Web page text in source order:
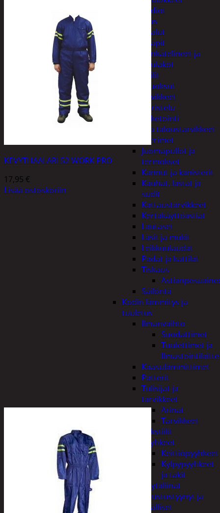
Radiot
Koti ja sisustus
Huonekalut
Kaapit
Kenkätelineet ja
naulakot
Peilit
Huonetuoksut
Juhlatarvikkeet
Koristelu
Paketointi
Keittiö ja taloustarvikkeet
Aterimet
Juomapullot ja
termokset
Kannut ja kanisterit
Kauhat, lastat ja
sudit
Kattaustarvikkeet
Kertakäyttöastiat
Lautaset
Lasit ja mukit
Leikkuulaudat
Padat ja kattilat
Tiskaus
Säilöntä
Kodin lämmitys ja
tuuletus
Ilmanvaihto
Suodattimet
Tuulettimet ja
Kaasulämmittimet
Patterit
Tulisijat ja
tarvikkeet
Arinat
Tarvikkeet
Kodintekstiilit
Pyyhkeet
Keittiöpyyhkeet
Kylpypyyhkeet
ja takit
Pöytäliinat
Sisustustyynyt ja
päälliset
KEVYTHAALARI 52 WORK PRO
17,95 €
Lisää ostoskoriin